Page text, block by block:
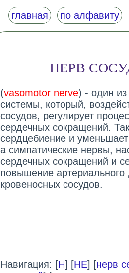
главная по алфавиту
НЕРВ
(vasomotor nerve) - один из
системы, который,
сосудов, регулирует
сердечных сокращений.
сердцебиение и
а симпатические нервы,
сердечных сокращений и
повышение артериального
кровеносных сосудов.
Навигация: [Н] [НЕ] [нерв